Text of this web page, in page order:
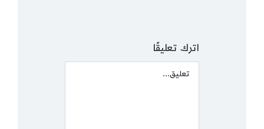
اترك تعليقًا
Comment